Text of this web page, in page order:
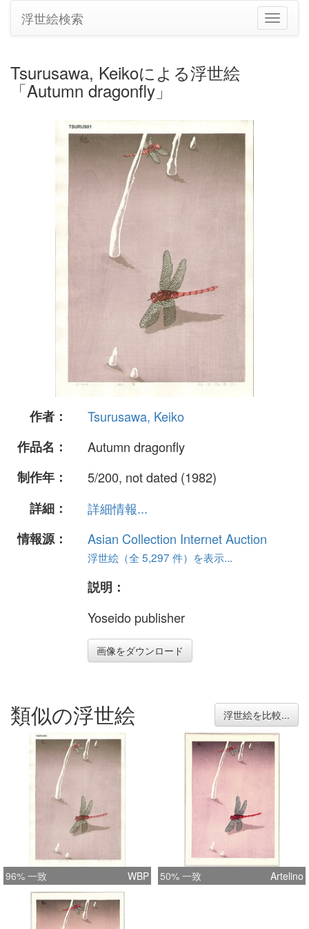
ナ
ビ
浮世絵検索
Tsurusawa, Keikoによる浮世絵
「Autumn dragonfly」
作者：
Tsurusawa, Keiko
作品名：
Autumn dragonfly
制作年：
5/200, not dated (1982)
詳細：
詳細情報...
情報源：
Asian Collection Internet Auction
浮世絵（全 5,297 件）を表示...
説明：
Yoseido publisher
画像をダウンロード
類似の浮世絵 浮世絵を比較...
96% 一致 WBP 50% 一致 Artelino